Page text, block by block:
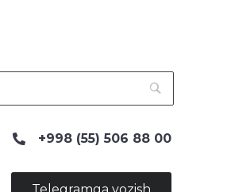
+998 (55) 506 88 00